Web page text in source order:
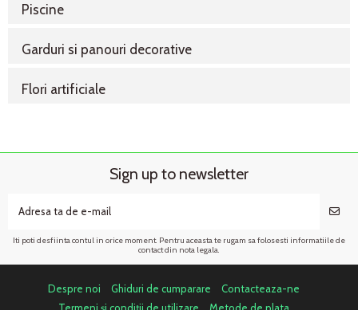
Piscine
Garduri si panouri decorative
Flori artificiale
Sign up to newsletter
Iti poti desfiinta contul in orice moment. Pentru aceasta te rugam sa folosesti informatiile de
contact din nota legala.
Despre noi Ghiduri de cumparare
Contacteaza-ne